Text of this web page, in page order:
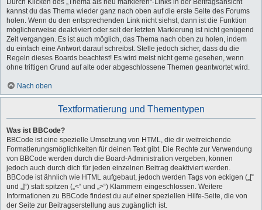
Durch Klicken des „Thema als neu markieren“-Links in der Beitragsansicht
kannst du das Thema wieder ganz nach oben auf die erste Seite des Forums
holen. Wenn du den entsprechenden Link nicht siehst, dann ist die Funktion
möglicherweise deaktiviert oder seit der letzten Markierung ist nicht genügend
Zeit vergangen. Es ist auch möglich, das Thema nach oben zu holen, indem
du einfach eine Antwort darauf schreibst. Stelle jedoch sicher, dass du die
Regeln dieses Boards beachtest! Es wird meist nicht gerne gesehen, wenn
ohne triftigen Grund auf alte oder abgeschlossene Themen geantwortet wird.
Nach oben
Textformatierung und Thementypen
Was ist BBCode?
BBCode ist eine spezielle Umsetzung von HTML, die dir weitreichende
Formatierungsmöglichkeiten für deinen Text gibt. Die Rechte zur Verwendung
von BBCode werden durch die Board-Administration vergeben, können
jedoch auch durch dich für jeden einzelnen Beitrag deaktiviert werden.
BBCode ist ähnlich wie HTML aufgebaut, jedoch werden Tags von eckigen („[“
und „]“) statt spitzen („<“ und „>“) Klammern eingeschlossen. Weitere
Informationen zu BBCode findest du auf einer speziellen Hilfe-Seite, die von
der Seite zur Beitragserstellung aus zugänglich ist.